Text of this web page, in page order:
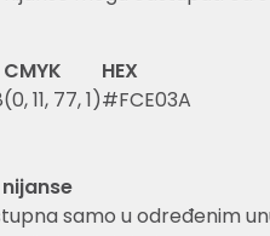
CMYK
(0, 11, 77, 1)
HEX
#FCE03A
samo u određenim